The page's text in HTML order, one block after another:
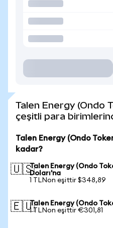
Talen Energy (Ondo
çeşitli para
Talen Energy (Ondo
kadar?
🇺🇸Talen Energy (Ondo
Doları'na
1 TLNon eşittir $348,89
🇪🇺Talen Energy (Ondo
1 TLNon eşittir €301,81